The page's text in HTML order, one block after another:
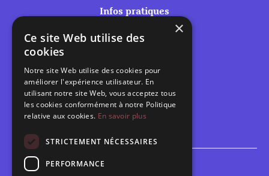
Infos pratiques
Les belles scènes audomaroises
Calendrier
Programme des spectacles
Brèves
Espace scolaire
×
Ce site Web utilise des
cookies
Notre site Web utilise des cookies pour
améliorer l'expérience utilisateur. En
utilisant notre site Web, vous acceptez tous
les cookies conformément à notre Politique
relative aux cookies. En savoir plus
STRICTEMENT NÉCESSAIRES
PERFORMANCE